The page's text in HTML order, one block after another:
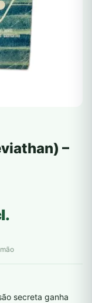
–
secreta ganha